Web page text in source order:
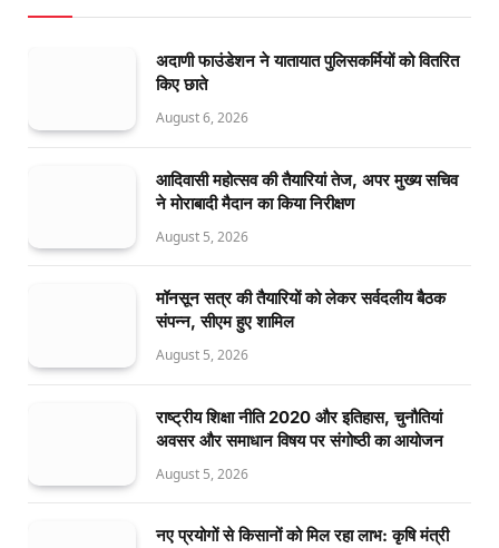
अदाणी फाउंडेशन ने यातायात पुलिसकर्मियों को वितरित
किए छाते
August 6, 2026
आदिवासी महोत्सव की तैयारियां तेज, अपर मुख्य सचिव
ने मोराबादी मैदान का किया निरीक्षण
August 5, 2026
मॉनसून सत्र की तैयारियों को लेकर सर्वदलीय बैठक
संपन्न, सीएम हुए शामिल
August 5, 2026
राष्ट्रीय शिक्षा नीति 2020 और इतिहास, चुनौतियां
अवसर और समाधान विषय पर संगोष्ठी का आयोजन
August 5, 2026
नए प्रयोगों से किसानों को मिल रहा लाभ: कृषि मंत्री